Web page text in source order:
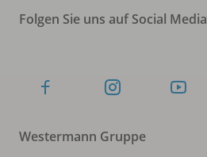
Folgen Sie uns auf Social Media
Westermann Gruppe